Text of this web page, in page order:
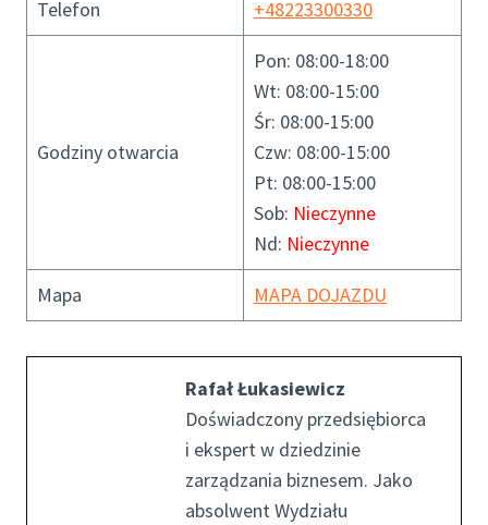
Telefon +48223300330
Godziny otwarcia
Pon: 08:00-18:00
Wt: 08:00-15:00
Śr: 08:00-15:00
Czw: 08:00-15:00
Pt: 08:00-15:00
Sob: Nieczynne
Nd: Nieczynne
Mapa MAPA DOJAZDU
Rafał Łukasiewicz
Doświadczony przedsiębiorca
i ekspert w dziedzinie
zarządzania biznesem. Jako
absolwent Wydziału